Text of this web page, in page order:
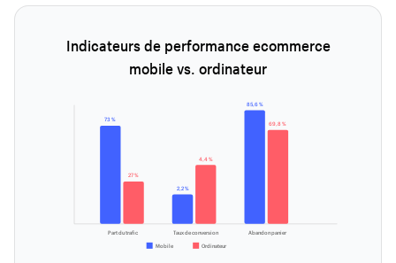
Indicateurs de performance ecommerce
mobile vs. ordinateur
Part du trafic Taux de conversion Abandon panier
73 %
27 %
2,2 %
4,4 %
85,6 %
69,8 %
Mobile Ordinateur